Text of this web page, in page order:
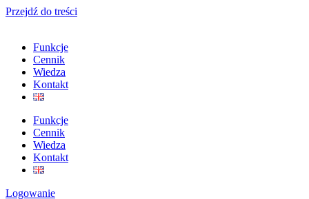
Przejdź do treści
Funkcje
Cennik
Wiedza
Kontakt
Funkcje
Cennik
Wiedza
Kontakt
Logowanie